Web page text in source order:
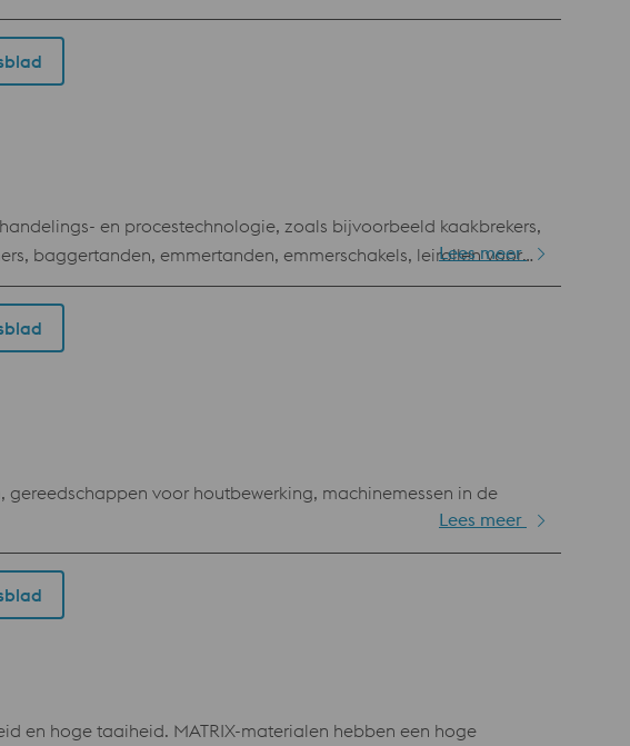
en procestechnologie, zoals bijvoorbeeld kaakbrekers,
baggertanden, emmertanden, emmerschakels, leirollen voor
Lees meer
voor houtbewerking, machinemessen in de
Lees meer
en hoge taaiheid. MATRIX-materialen hebben een hoge